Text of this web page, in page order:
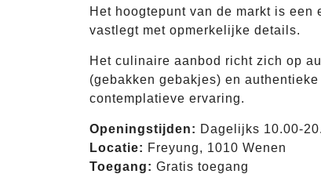
Het hoogtepunt van de markt is
vastlegt met opmerkelijke details.
Het culinaire aanbod richt zich op
(gebakken gebakjes) en
contemplatieve ervaring.
Openingstijden: Dagelijks 10.00-
Locatie: Freyung, 1010 Wenen
Toegang: Gratis toegang